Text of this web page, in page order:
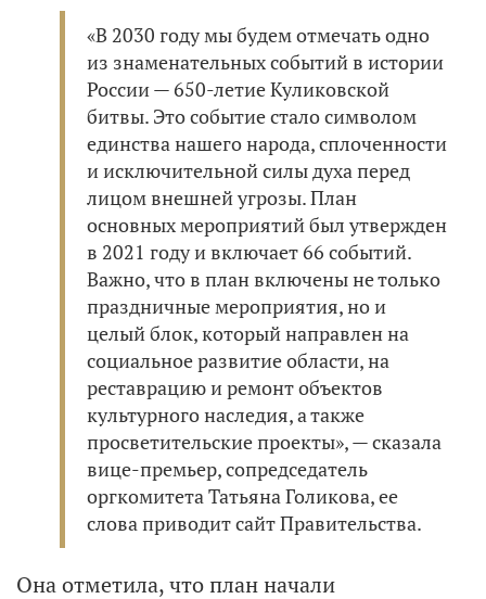
«В 2030 году мы будем отмечать одно
из знаменательных событий в истории
России — 650-летие Куликовской
битвы. Это событие стало символом
единства нашего народа, сплоченности
и исключительной силы духа перед
лицом внешней угрозы. План
основных мероприятий был утвержден
в 2021 году и включает 66 событий.
Важно, что в план включены не только
праздничные мероприятия, но и
целый блок, который направлен на
социальное развитие области, на
реставрацию и ремонт объектов
культурного наследия, а также
просветительские проекты», — сказала
вице-премьер, сопредседатель
оргкомитета Татьяна Голикова, ее
слова приводит сайт Правительства.
Она отметила, что план начали